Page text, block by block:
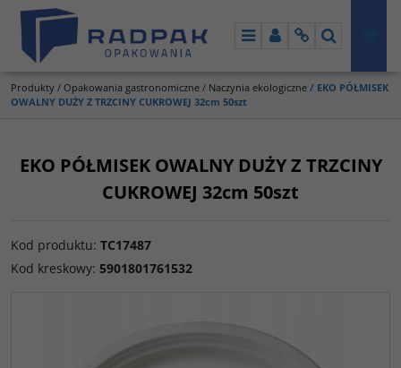
MenuPanelInfoSzukaj
Produkty / Opakowania gastronomiczne / Naczynia ekologiczne / EKO PÓŁMISEK
OWALNY DUŻY Z TRZCINY CUKROWEJ 32cm 50szt
EKO PÓŁMISEK OWALNY DUŻY Z TRZCINY
CUKROWEJ 32cm 50szt
Kod produktu: TC17487
Kod kreskowy: 5901801761532